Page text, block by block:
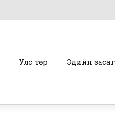
Улс төр Эдийн засаг